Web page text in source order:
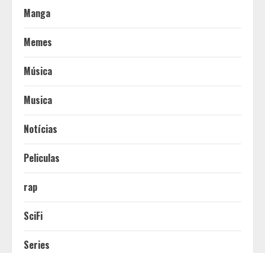
Manga
Memes
Música
Musica
Notícias
Peliculas
rap
SciFi
Series